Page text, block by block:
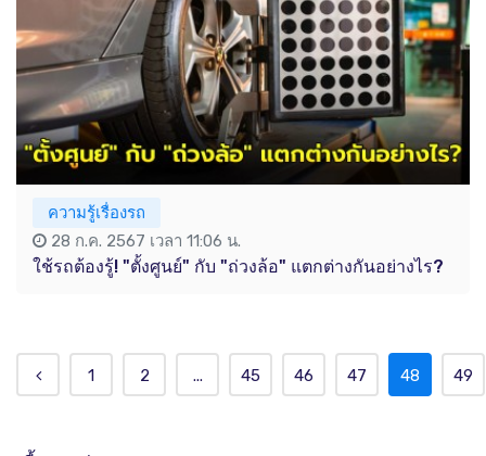
ความรู้เรื่องรถ
28 ก.ค. 2567 เวลา 11:06 น.
ใช้รถต้องรู้! "ตั้งศูนย์" กับ "ถ่วงล้อ" แตกต่างกันอย่างไร?
1 2 ... 45 46 47 48 49